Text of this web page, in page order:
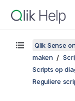
Qlik Sense
maken
Scripts op
Reguliere